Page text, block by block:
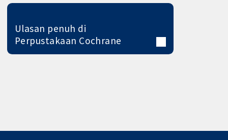
Ulasan penuh di
Perpustakaan Cochrane